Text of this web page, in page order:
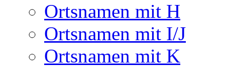
Ortsnamen mit H
Ortsnamen mit I/J
Ortsnamen mit K